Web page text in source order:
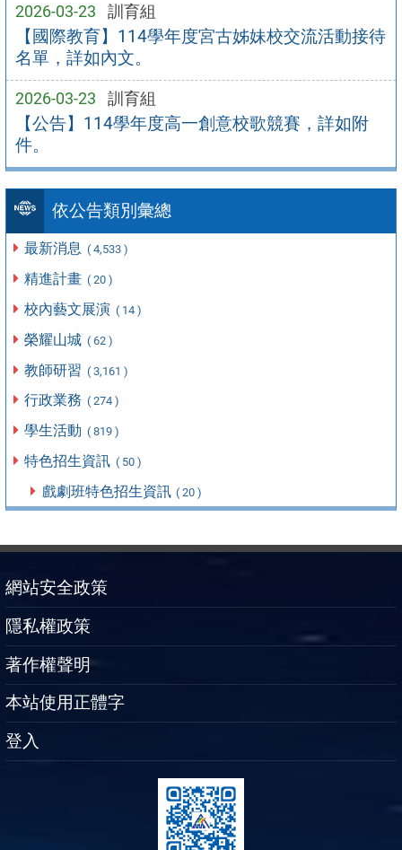
2026-03-23 訓育組
【國際教育】114學年度宮古姊妹校交流活動接待
名單，詳如內文。
2026-03-23 訓育組
【公告】114學年度高一創意校歌競賽，詳如附
件。
依公告類別彙總
最新消息 ( 4,533 )
精進計畫 ( 20 )
校內藝文展演 ( 14 )
榮耀山城 ( 62 )
教師研習 ( 3,161 )
行政業務 ( 274 )
學生活動 ( 819 )
特色招生資訊 ( 50 )
戲劇班特色招生資訊 ( 20 )
網站安全政策
隱私權政策
著作權聲明
本站使用正體字
登入